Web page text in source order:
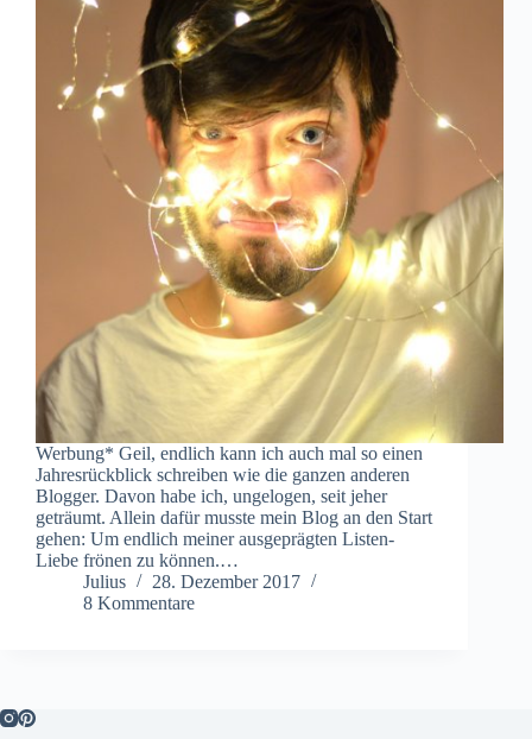
Werbung* Geil, endlich kann ich auch mal so einen
Jahresrückblick schreiben wie die ganzen anderen
Blogger. Davon habe ich, ungelogen, seit jeher
geträumt. Allein dafür musste mein Blog an den Start
gehen: Um endlich meiner ausgeprägten Listen-
Liebe frönen zu können.…
Julius
28. Dezember 2017
8 Kommentare